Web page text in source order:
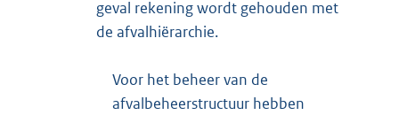
geval rekening wordt gehouden met
de afvalhiërarchie.
Voor het beheer van de
afvalbeheerstructuur hebben